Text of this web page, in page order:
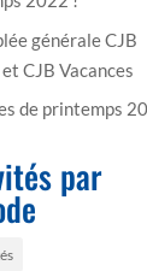
générale CJB
CJB Vacances
de printemps
par